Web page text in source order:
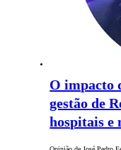
O impacto
gestão de
hospitais e